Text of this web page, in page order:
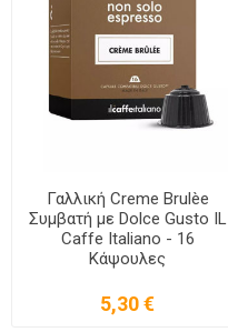
Γαλλική Creme Brulèe
Συμβατή με Dolce Gusto IL
Caffe Italiano - 16
Κάψουλες
5,30 €